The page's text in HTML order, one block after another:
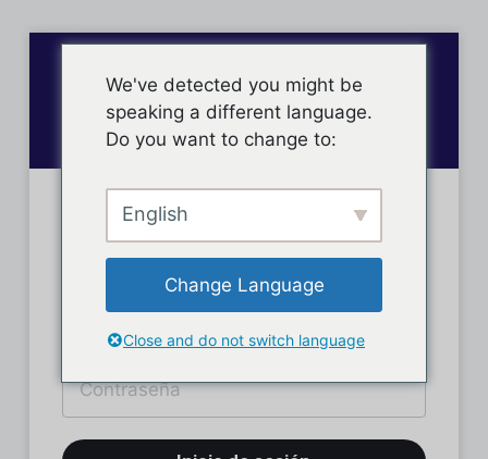
Inicio de sesión
We've detected you might be
speaking a different language.
Do you want to change to:
English
Change Language
Close and do not switch language